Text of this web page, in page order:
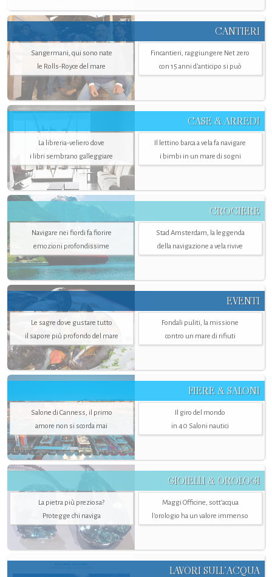
CANTIERI
Sangermani, qui sono nate
le Rolls-Royce del mare
Fincantieri, raggiungere Net zero
con 15 anni d'anticipo si può
CASE & ARREDI
La libreria-veliero dove
i libri sembrano galleggiare
Il lettino barca a vela fa navigare
i bimbi in un mare di sogni
CROCIERE
Navigare nei fiordi fa fiorire
emozioni profondissime
Stad Amsterdam, la leggenda
della navigazione a vela rivive
EVENTI
Le sagre dove gustare tutto
il sapore più profondo del mare
Fondali puliti, la missione
contro un mare di rifiuti
FIERE & SALONI
Salone di Canness, il primo
amore non si scorda mai
Il giro del mondo
in 40 Saloni nautici
GIOIELLI & OROLOGI
La pietra più preziosa?
Protegge chi naviga
Maggi Officine, sott’acqua
l'orologio ha un valore immenso
LAVORI SULL’ACQUA